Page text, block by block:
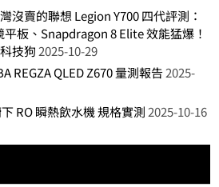
沒賣的聯想 Legion Y700 四代評測：
板、Snapdragon 8 Elite 效能猛爆！
技狗 2025-10-29
REGZA QLED Z670 量測報告2025-
RO 瞬熱飲水機 規格實測 2025-10-16